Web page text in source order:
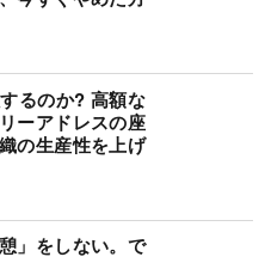
るのか? 高額な
ーアドレスの座
の生産性を上げ
」をしない。で